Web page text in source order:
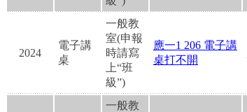
2024
電子講
桌
一般教
室(申報
時請寫
上“班
級”)
應一1 206 電子講
桌打不開
一般教